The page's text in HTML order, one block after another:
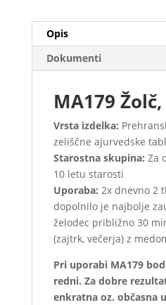
Opis
Dokumenti
MA179
Vrsta izdelka:
zeliščne ajurvedske
Starostna skupina: Za
10 letu starosti
Uporaba: 2x dnevno 2
dopolnilo je najbolje
želodec približno 30
(zajtrk, večerja) z
Pri uporabi MA179
redni. Za dobre
enkratna oz. občasna